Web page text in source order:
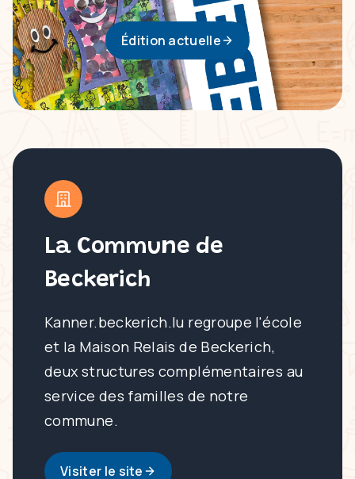
Édition actuelle
La Commune de
Beckerich
Kanner.beckerich.lu regroupe l'école
et la Maison Relais de Beckerich,
deux structures complémentaires au
service des familles de notre
commune.
Visiter le site